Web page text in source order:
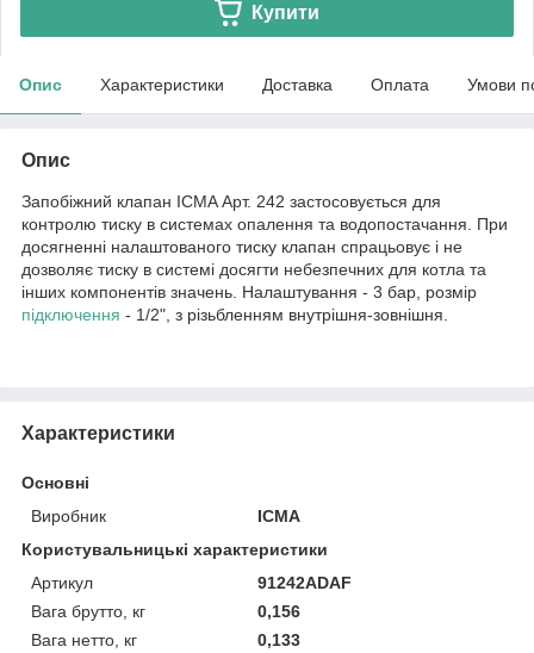
Купити
Опис Характеристики Доставка Оплата Умови
Опис
Запобіжний клапан ICMA Арт. 242 застосовується для
контролю тиску в системах опалення та водопостачання. При
досягненні налаштованого тиску клапан спрацьовує і не
дозволяє тиску в системі досягти небезпечних для котла та
інших компонентів значень. Налаштування - 3 бар, розмір
підключення - 1/2", з різьбленням внутрішня-зовнішня.
Характеристики
Основні
Виробник
ICMA
Користувальницькі характеристики
Артикул
91242ADAF
Вага брутто, кг
0,156
Вага нетто, кг
0,133